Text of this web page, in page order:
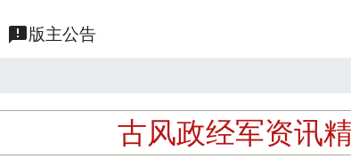
announcement版主公告
古风政经军资讯